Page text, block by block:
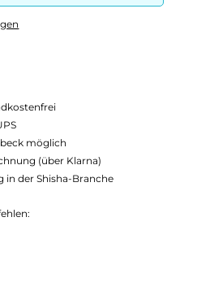
möglich
(über Klarna)
in der Shisha-Branche